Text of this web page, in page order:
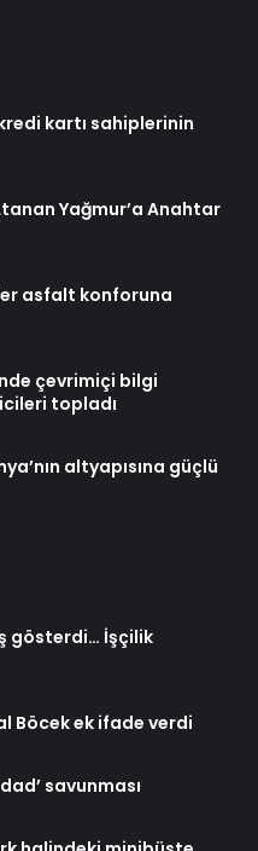
kartı sahiplerinin
Yağmur’a Anahtar
asfalt konforuna
çevrimiçi bilgi
topladı
altyapısına güçlü
gösterdi… İşçilik
Böcek ek ifade verdi
savunması